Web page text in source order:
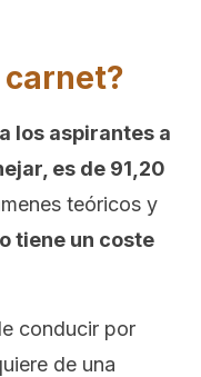
los aspirantes a
es de 91,20
teóricos y
tiene un coste
conducir por
de una